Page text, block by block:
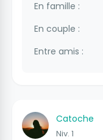
En famille :
En couple :
Entre amis :
Catoche
Niv. 1